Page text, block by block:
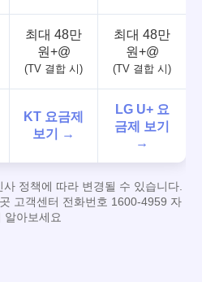
최대 48만
원+@
(TV 결합 시)
최대 48만
원+@
(TV 결합 시)
KT 요금제
보기 →
LG U+ 요
금제 보기
→
정책에 따라 변경될 수 있습니다.
고객센터 전화번호 1600-4959 자
알아보세요